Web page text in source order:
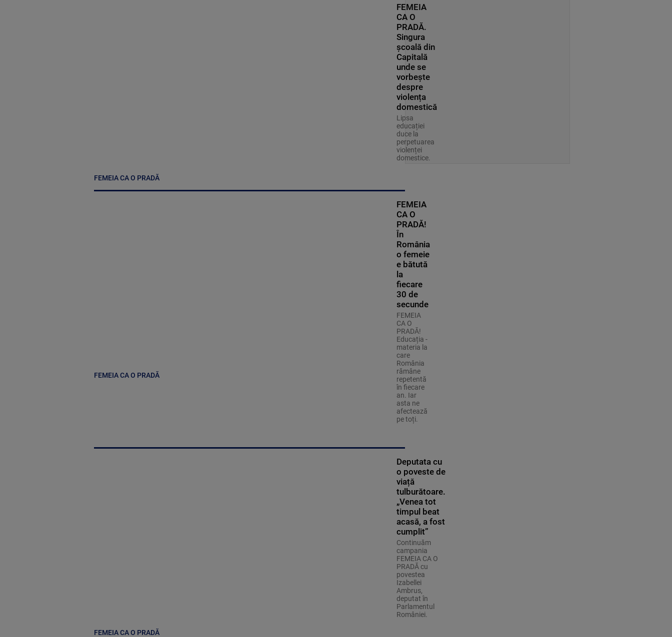
FEMEIA CA O PRADĂ
FEMEIA
CA O
PRADĂ.
Singura
școală din
Capitală
unde se
vorbește
despre
violența
domestică
Lipsa
educației
duce la
perpetuarea
violenței
domestice.
FEMEIA CA O PRADĂ
FEMEIA
CA O
PRADĂ!
În
România
o femeie
e bătută
la
fiecare
30 de
secunde
FEMEIA
CA O
PRADĂ!
Educația -
materia la
care
România
rămâne
repetentă
în fiecare
an. Iar
asta ne
afectează
pe toți.
FEMEIA CA O PRADĂ
Deputata cu
o poveste de
viață
tulburătoare.
„Venea tot
timpul beat
acasă, a fost
cumplit”
Continuăm
campania
FEMEIA CA O
PRADĂ cu
povestea
Izabellei
Ambrus,
deputat în
Parlamentul
României.